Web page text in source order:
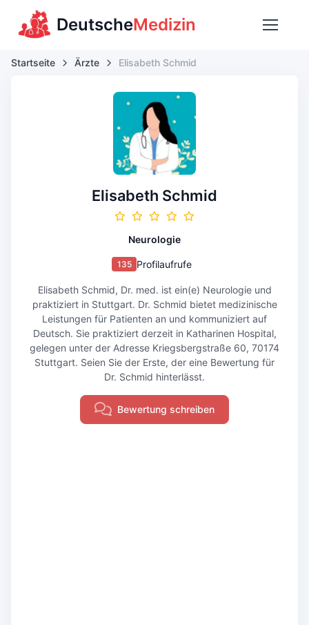
DeutscheMedizin
Startseite Ärzte Elisabeth Schmid
Elisabeth Schmid
Neurologie
135 Profilaufrufe
Elisabeth Schmid, Dr. med. ist ein(e) Neurologie und
praktiziert in Stuttgart. Dr. Schmid bietet medizinische
Leistungen für Patienten an und kommuniziert auf
Deutsch. Sie praktiziert derzeit in Katharinen Hospital,
gelegen unter der Adresse Kriegsbergstraße 60, 70174
Stuttgart. Seien Sie der Erste, der eine Bewertung für
Dr. Schmid hinterlässt.
Bewertung schreiben